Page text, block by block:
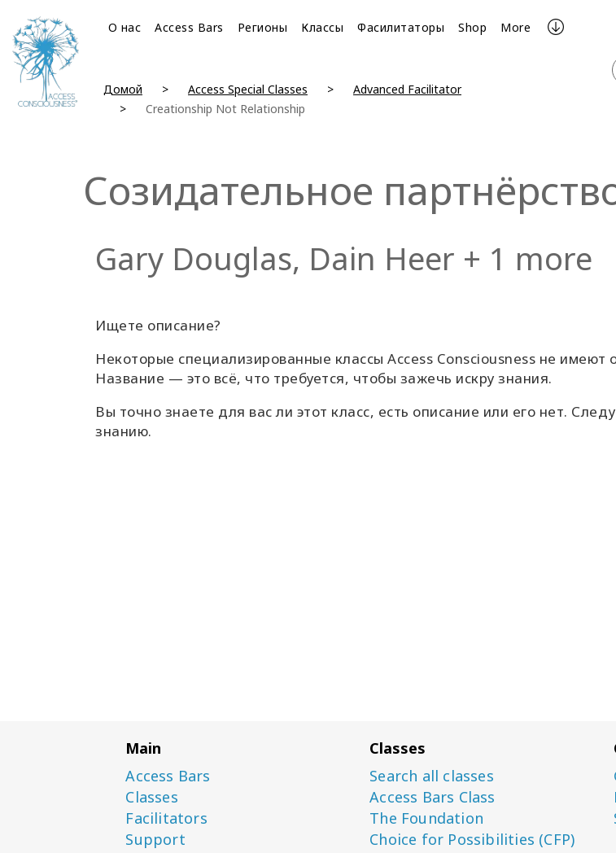
О нас Access Bars Регионы Классы Фасилитаторы Shop More
Домой Access Special Classes
Advanced Facilitator
Creationship Not Relationship
Созидательное
Gary Douglas, Dain Heer + 1 more
Ищете описание?
Некоторые специализированные классы Access Consciousness не имеют
Название — это всё, что требуется, чтобы зажечь искру знания.
Вы точно знаете для вас ли этот класс, есть описание или его нет.
знанию.
Main
Access Bars
Classes
Facilitators
Support
Classes
Search all classes
Access Bars Class
The Foundation
Choice for Possibilities (CFP)